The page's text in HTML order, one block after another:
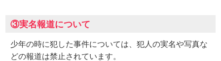
③実名報道について
少年の時に犯した事件については、犯人の実名や写真な
どの報道は禁止されています。